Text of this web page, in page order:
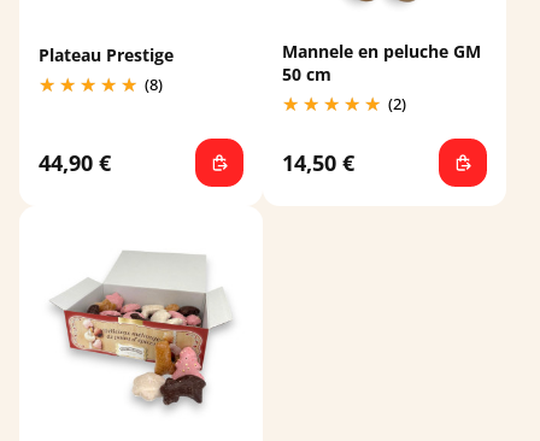
Plateau Prestige
(8)
44,90 €
Mannele en peluche GM
50 cm
(2)
14,50 €